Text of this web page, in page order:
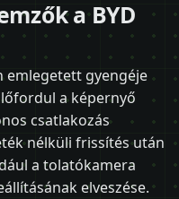
a BYD
emlegetett gyengéje
a képernyő
csatlakozás
nélküli frissítés után
a tolatókamera
elveszése.